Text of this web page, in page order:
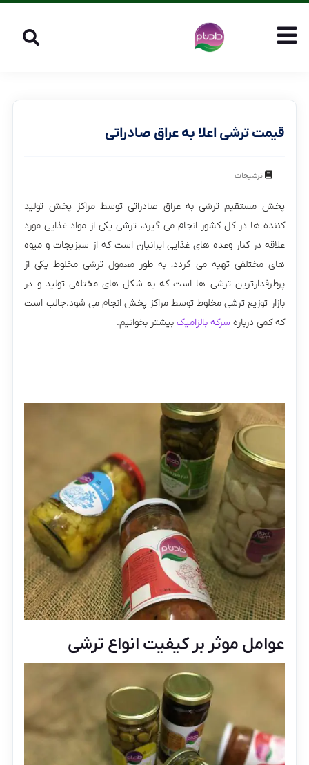
قیمت ترشی اعلا به عراق صادراتی
ترشیجات
پخش مستقیم ترشی به عراق صادراتی توسط مراکز پخش تولید
کننده ها در کل کشور انجام می گیرد، ترشی یکی از مواد غذایی مورد
علاقه در کنار وعده های غذایی ایرانیان است که از سبزیجات و میوه
های مختلفی تهیه می گردد، به طور معمول ترشی مخلوط یکی از
پرطرفدارترین ترشی ها است که به شکل های مختلفی تولید و در
بازار توزیع ترشی مخلوط توسط مراکز پخش انجام می شود.جالب است
که کمی درباره سرکه بالزامیک بیشتر بخوانیم.
عوامل موثر بر کیفیت انواع ترشی